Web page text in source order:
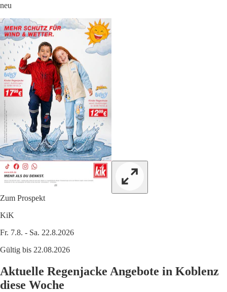
neu
Zum Prospekt
KiK
Fr. 7.8. - Sa. 22.8.2026
Gültig bis 22.08.2026
Aktuelle Regenjacke Angebote in Koblenz
diese Woche